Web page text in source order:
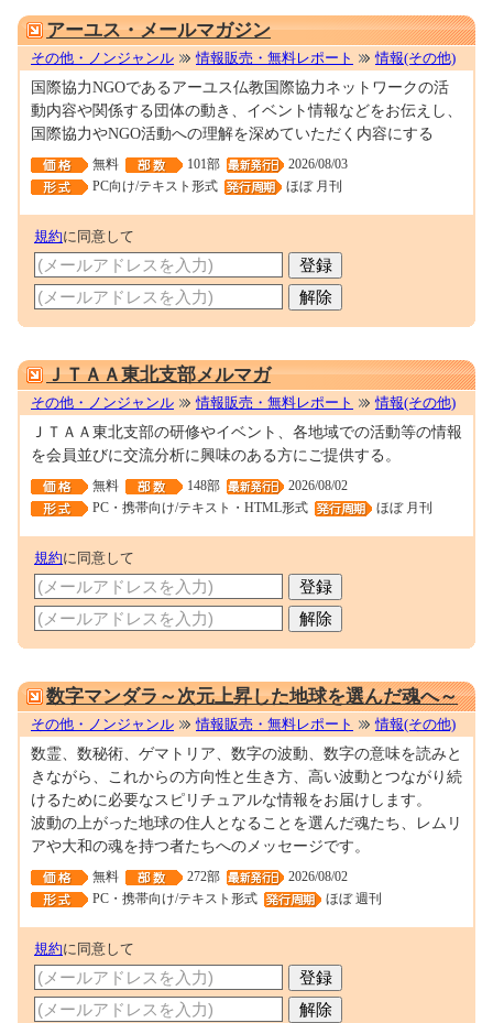
アーユス・メールマガジン
その他・ノンジャンル 情報販売・無料レポート 情報(その他)
国際協力NGOであるアーユス仏教国際協力ネットワークの活
動内容や関係する団体の動き、イベント情報などをお伝えし、
国際協力やNGO活動への理解を深めていただく内容にする
無料 101部
2026/08/03
PC向け/テキスト形式
ほぼ 月刊
規約に同意して
ＪＴＡＡ東北支部メルマガ
その他・ノンジャンル 情報販売・無料レポート 情報(その他)
ＪＴＡＡ東北支部の研修やイベント、各地域での活動等の情報
を会員並びに交流分析に興味のある方にご提供する。
無料 148部
2026/08/02
PC・携帯向け/テキスト・HTML形式
ほぼ 月刊
規約に同意して
数字マンダラ～次元上昇した地球を選んだ魂へ～
その他・ノンジャンル 情報販売・無料レポート 情報(その他)
数霊、数秘術、ゲマトリア、数字の波動、数字の意味を読みと
きながら、これからの方向性と生き方、高い波動とつながり続
けるために必要なスピリチュアルな情報をお届けします。
波動の上がった地球の住人となることを選んだ魂たち、レムリ
アや大和の魂を持つ者たちへのメッセージです。
無料 272部
2026/08/02
PC・携帯向け/テキスト形式
ほぼ 週刊
規約に同意して